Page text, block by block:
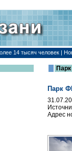
14 тысяч человек |
Парк
Адрес